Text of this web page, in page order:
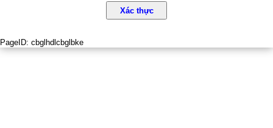
Xác thực
PageID: cbglhdlcbglbke